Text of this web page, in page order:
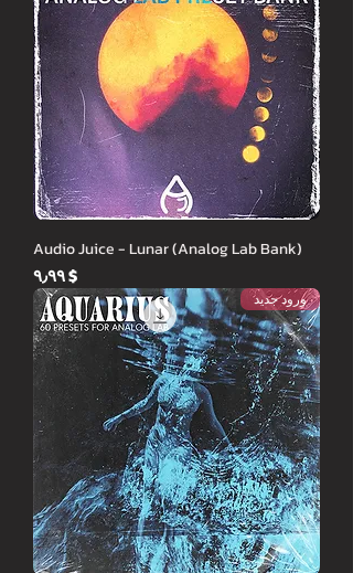
Audio Juice - Lunar (Analog Lab Bank)
Price
$ ۹٫۹۹
ورود جدید